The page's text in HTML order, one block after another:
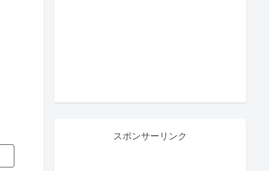
スポンサーリンク